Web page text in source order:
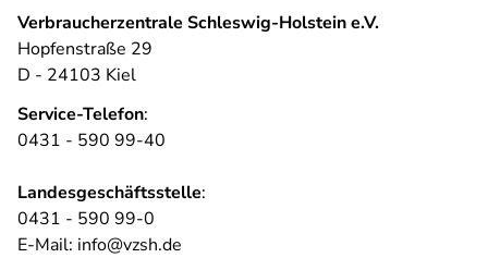
Verbraucherzentrale Schleswig-Holstein e.V.
Hopfenstraße 29
D - 24103 Kiel
Service-Telefon:
0431 - 590 99-40
Landesgeschäftsstelle:
0431 - 590 99-0
E-Mail: info@vzsh.de